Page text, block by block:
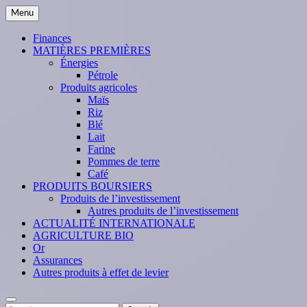
Skip
to
content
Menu
Finances
MATIÈRES PREMIÈRES
Énergies
Pétrole
Produits agricoles
Maïs
Riz
Blé
Lait
Farine
Pommes de terre
Café
PRODUITS BOURSIERS
Produits de l’investissement
Autres produits de l’investissement
ACTUALITÉ INTERNATIONALE
AGRICULTURE BIO
Or
Assurances
Autres produits à effet de levier
Search